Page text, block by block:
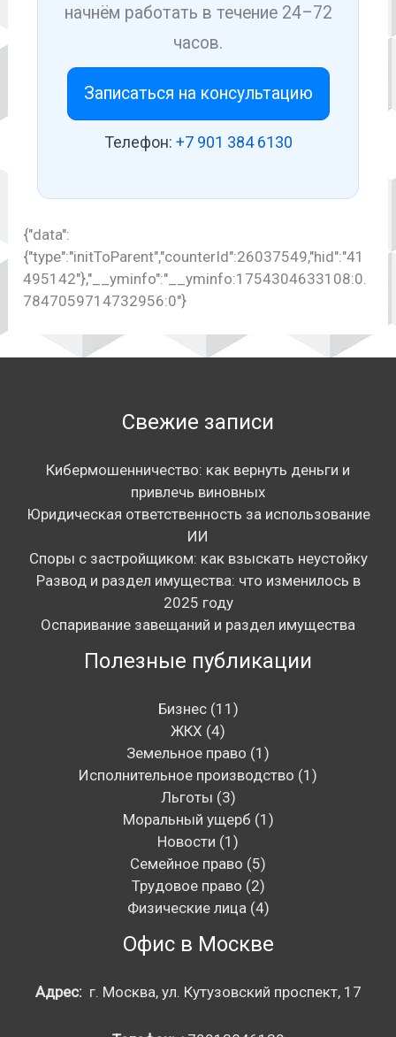
начнём работать в течение 24–72
часов.
Записаться на консультацию
Телефон: +7 901 384 6130
{"data":
{"type":"initToParent","counterId":26037549,"hid":"41
495142"},"__yminfo":"__yminfo:1754304633108:0.
7847059714732956:0"}
Свежие записи
Кибермошенничество: как вернуть деньги и
привлечь виновных
Юридическая ответственность за использование
ИИ
Споры с застройщиком: как взыскать неустойку
Развод и раздел имущества: что изменилось в
2025 году
Оспаривание завещаний и раздел имущества
Полезные публикации
Бизнес(11)
ЖКХ (4)
Земельное право (1)
Исполнительное производство (1)
Льготы (3)
Моральный ущерб (1)
Новости (1)
Семейное право (5)
Трудовое право (2)
Физические лица (4)
Офис в Москве
Адрес:г. Москва, ул. Кутузовский проспект, 17